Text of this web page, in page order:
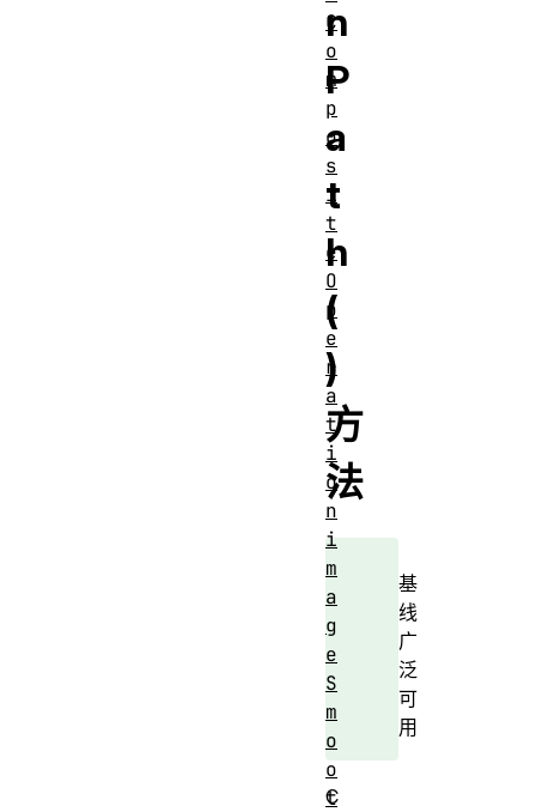
n
P
a
t
h
(
)
方
法
基
线
广
泛
可
用
C
C
o
m
p
o
s
i
t
e
O
p
e
r
a
t
i
o
n
i
m
a
g
e
S
m
o
o
t